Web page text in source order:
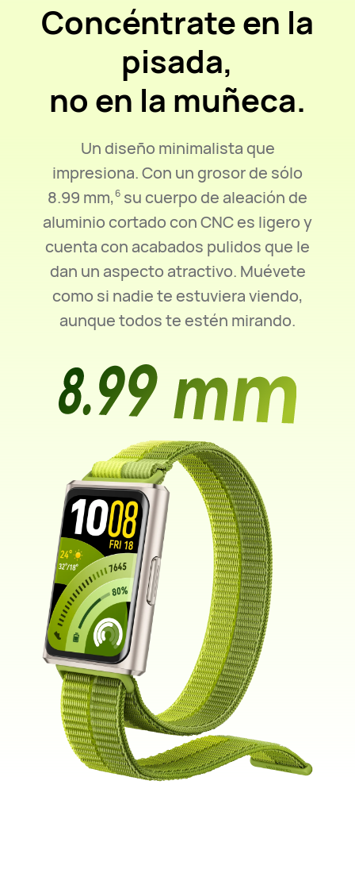
Concéntrate en la
pisada,
no en la muñeca.
Un diseño minimalista que
impresiona. Con un grosor de sólo
8.99 mm,6 su cuerpo de aleación de
aluminio cortado con CNC es ligero y
cuenta con acabados pulidos que le
dan un aspecto atractivo. Muévete
como si nadie te estuviera viendo,
aunque todos te estén mirando.